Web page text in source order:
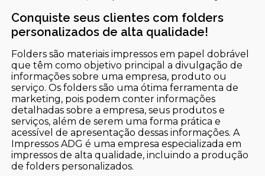
Conquiste seus clientes com folders
personalizados de alta qualidade!
Folders são materiais impressos em papel dobrável
que têm como objetivo principal a divulgação de
informações sobre uma empresa, produto ou
serviço. Os folders são uma ótima ferramenta de
marketing, pois podem conter informações
detalhadas sobre a empresa, seus produtos e
serviços, além de serem uma forma prática e
acessível de apresentação dessas informações. A
Impressos ADG é uma empresa especializada em
impressos de alta qualidade, incluindo a produção
de folders personalizados.